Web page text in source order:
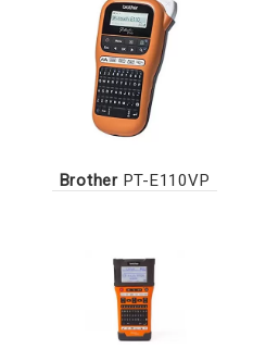
BrotherPT-E110VP